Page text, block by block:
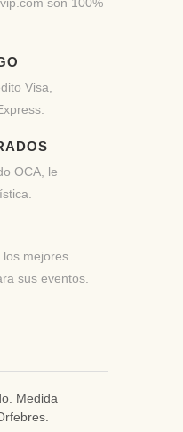
Visa,
OCA, le
los mejores
sus eventos.
Medida